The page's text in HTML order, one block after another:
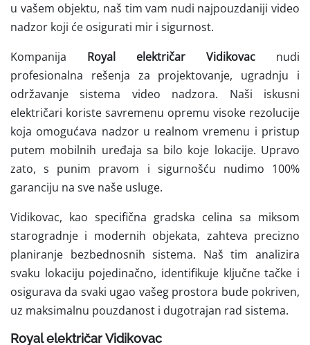
u vašem objektu, naš tim vam nudi najpouzdaniji video
nadzor koji će osigurati mir i sigurnost.
Kompanija Royal električar Vidikovac nudi
profesionalna rešenja za projektovanje, ugradnju i
održavanje sistema video nadzora. Naši iskusni
električari koriste savremenu opremu visoke rezolucije
koja omogućava nadzor u realnom vremenu i pristup
putem mobilnih uređaja sa bilo koje lokacije. Upravo
zato, s punim pravom i sigurnošću nudimo 100%
garanciju na sve naše usluge.
Vidikovac, kao specifična gradska celina sa miksom
starogradnje i modernih objekata, zahteva precizno
planiranje bezbednosnih sistema. Naš tim analizira
svaku lokaciju pojedinačno, identifikuje ključne tačke i
osigurava da svaki ugao vašeg prostora bude pokriven,
uz maksimalnu pouzdanost i dugotrajan rad sistema.
Royal električar Vidikovac